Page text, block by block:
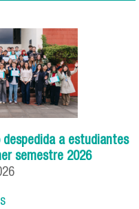
despedida a estudiantes
semestre 2026